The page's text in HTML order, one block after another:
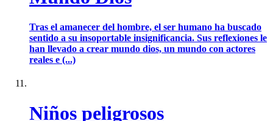
Tras el amanecer del hombre, el ser humano ha buscado
sentido a su insoportable insignificancia. Sus reflexiones le
han llevado a crear mundo dios, un mundo con actores
reales e (...)
Niños peligrosos